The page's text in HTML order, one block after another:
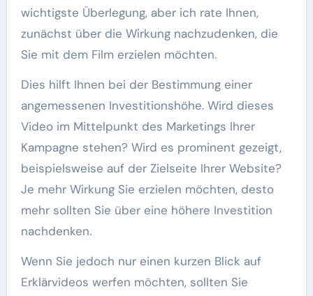
wichtigste Überlegung, aber ich rate Ihnen,
zunächst über die Wirkung nachzudenken, die
Sie mit dem Film erzielen möchten.
Dies hilft Ihnen bei der Bestimmung einer
angemessenen Investitionshöhe. Wird dieses
Video im Mittelpunkt des Marketings Ihrer
Kampagne stehen? Wird es prominent gezeigt,
beispielsweise auf der Zielseite Ihrer Website?
Je mehr Wirkung Sie erzielen möchten, desto
mehr sollten Sie über eine höhere Investition
nachdenken.
Wenn Sie jedoch nur einen kurzen Blick auf
Erklärvideos werfen möchten, sollten Sie